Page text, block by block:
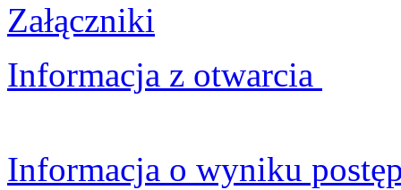
Załączniki
Informacja z otwarcia
Informacja o wyniku